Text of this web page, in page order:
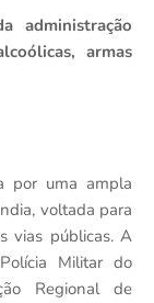
administração
armas
por uma ampla
voltada para
vias públicas. A
Militar do
Regional de